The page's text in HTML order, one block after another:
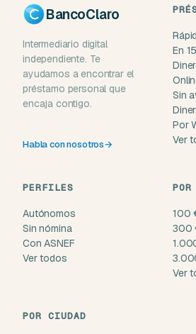
BancoClaro
Intermediario digital
independiente. Te
ayudamos a encontrar el
préstamo personal que
encaja contigo.
Habla con nosotros→
En
Sin
Por
Ver
PERFILES
Autónomos
Sin nómina
Con ASNEF
Ver todos
100
300
Ver
POR CIUDAD